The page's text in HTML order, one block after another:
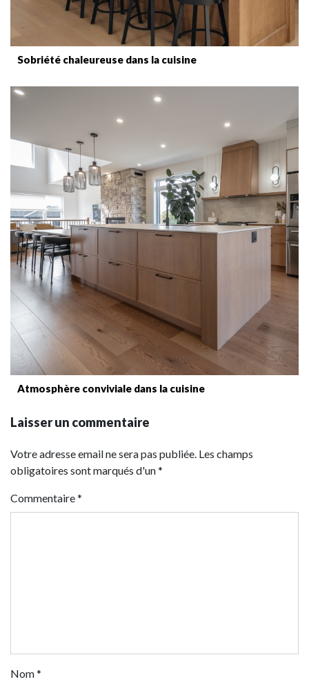
Sobriété chaleureuse dans la cuisine
Atmosphère conviviale dans la cuisine
Laisser un commentaire
Votre adresse email ne sera pas publiée. Les champs
obligatoires sont marqués d'un *
Commentaire*
Nom*